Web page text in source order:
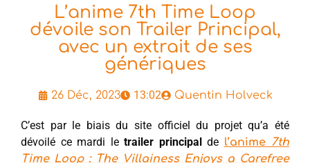
L’anime 7th Time Loop
dévoile son Trailer Principal,
avec un extrait de ses
génériques
26 Déc, 2023 13:02 Quentin Holveck
C’est par le biais du site officiel du projet qu’a été
dévoilé ce mardi le trailer principalde l’anime 7th
Time Loop : The Villainess Enjoys a Carefree